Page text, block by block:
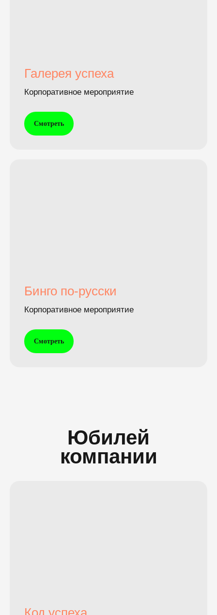
Галерея успеха
Корпоративное мероприятие
Смотреть
Бинго по-русски
Корпоративное мероприятие
Смотреть
Юбилей
компании